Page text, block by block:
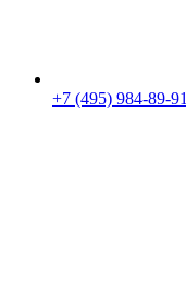
+7 (495) 984-89-91